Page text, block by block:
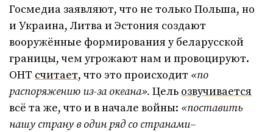
Госмедиа заявляют, что не только Польша, но
и Украина, Литва и Эстония создают
вооружённые формирования у беларусской
границы, чем угрожают нам и провоцируют.
ОНТ считает, что это происходит «по
распоряжению из-за океана». Цель озвучивается
всё та же, что и в начале войны: «поставить
нашу страну в один ряд со странами–